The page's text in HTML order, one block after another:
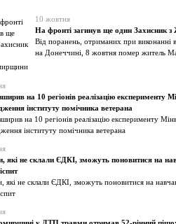
10 жовтня
На фронті загинув ще один Захисник
Від поранень, отриманих при виконанні
на Донеччині, 8 жовтня помер житель
на 10 регіонів реалізацію експерименту
інституту помічника ветерана
на 10 регіонів реалізацію експерименту
інституту помічника ветерана
які не склали ЄДКІ, зможуть поновитися на
які не склали ЄДКІ, зможуть поновитися на